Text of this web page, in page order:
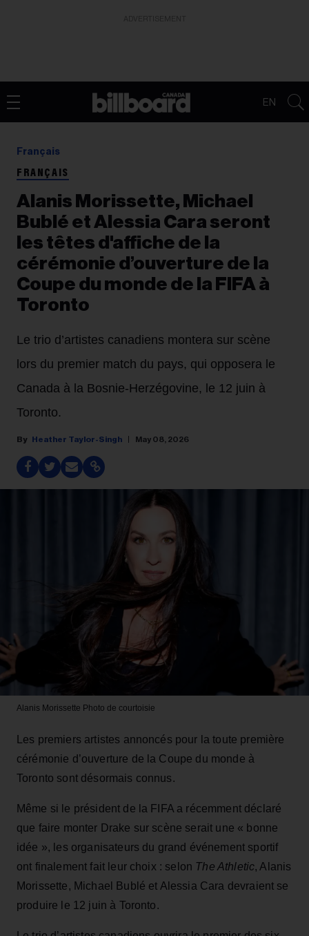
EN
Français
FRANÇAIS
Alanis Morissette, Michael
Bublé et Alessia Cara seront
les têtes d'affiche de la
cérémonie d’ouverture de la
Coupe du monde de la FIFA à
Toronto
Le trio d’artistes canadiens montera sur scène
lors du premier match du pays, qui opposera le
Canada à la Bosnie‑Herzégovine, le 12 juin à
Toronto.
Heather Taylor-Singh May 08, 2026
Alanis Morissette Photo de courtoisie
Les premiers artistes annoncés pour la toute première
cérémonie d’ouverture de la Coupe du monde à
Toronto sont désormais connus.
Même si le président de la FIFA a récemment déclaré
que faire monter Drake sur scène serait une « bonne
idée », les organisateurs du grand événement sportif
ont finalement fait leur choix : selon The Athletic, Alanis
Morissette, Michael Bublé et Alessia Cara devraient se
produire le 12 juin à Toronto.